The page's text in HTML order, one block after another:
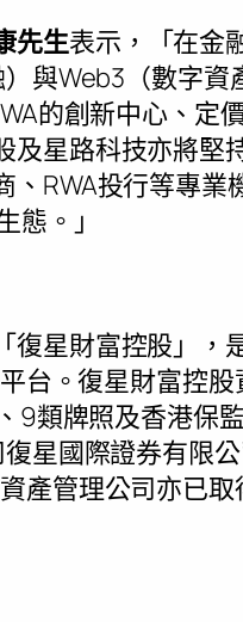
先生表示，「在金
與Web3（數字
的創新中心、定
星路科技亦將堅
RWA投行等專業
。」
星財富控股」，
台。復星財富控
9類牌照及香港保
星國際證券有限
產管理公司亦已